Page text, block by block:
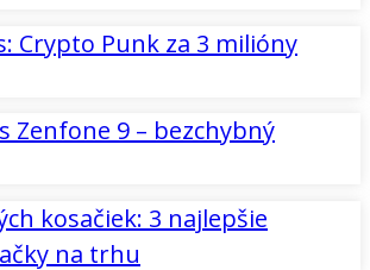
Crypto Punk za 3 milióny
Zenfone 9 – bezchybný
kosačiek: 3 najlepšie
na trhu